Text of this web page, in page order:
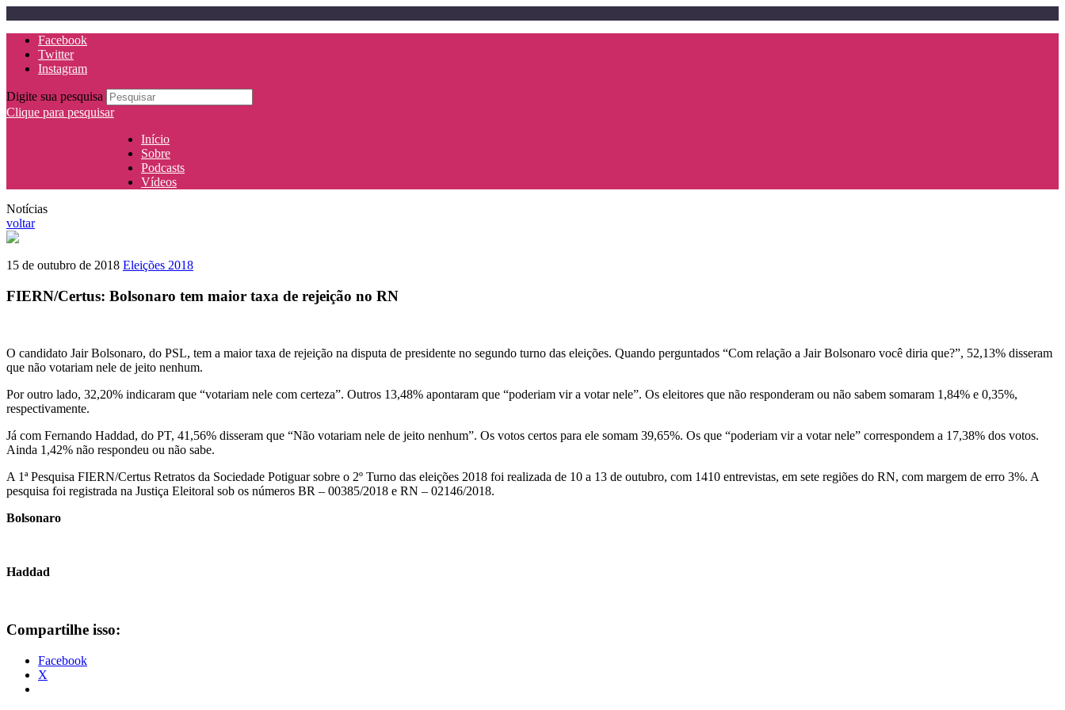
Facebook
Twitter
Instagram
Digite sua pesquisa
Clique para pesquisar
Início
Sobre
Podcasts
Vídeos
Notícias
voltar
15 de outubro de 2018 Eleições 2018
FIERN/Certus: Bolsonaro tem maior taxa de rejeição no RN
O candidato Jair Bolsonaro, do PSL, tem a maior taxa de rejeição na disputa de presidente no segundo turno das eleições. Quando perguntados “Com relação a Jair Bolsonaro você diria que?”, 52,13% disseram
que não votariam nele de jeito nenhum.
Por outro lado, 32,20% indicaram que “votariam nele com certeza”. Outros 13,48% apontaram que “poderiam vir a votar nele”. Os eleitores que não responderam ou não sabem somaram 1,84% e 0,35%,
respectivamente.
Já com Fernando Haddad, do PT, 41,56% disseram que “Não votariam nele de jeito nenhum”. Os votos certos para ele somam 39,65%. Os que “poderiam vir a votar nele” correspondem a 17,38% dos votos.
Ainda 1,42% não respondeu ou não sabe.
A 1ª Pesquisa FIERN/Certus Retratos da Sociedade Potiguar sobre o 2º Turno das eleições 2018 foi realizada de 10 a 13 de outubro, com 1410 entrevistas, em sete regiões do RN, com margem de erro 3%. A
pesquisa foi registrada na Justiça Eleitoral sob os números BR – 00385/2018 e RN – 02146/2018.
Bolsonaro
Haddad
Compartilhe isso:
Facebook
X